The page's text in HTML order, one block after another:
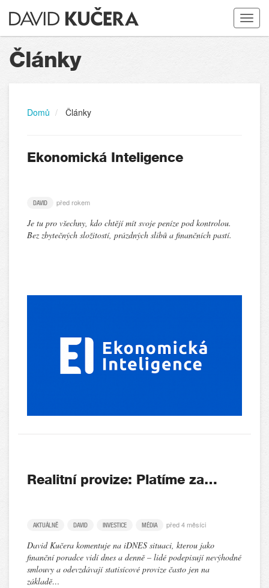
Toggle
Články
Domů Články
Ekonomická Inteligence
DAVID před rokem
Je tu pro všechny, kdo chtějí mít svoje peníze pod kontrolou.
Bez zbytečných složitostí, prázdných slibů a finančních pastí.
Realitní provize: Platíme za…
AKTUÁLNĚ DAVID INVESTICE MÉDIA před 4 měsíci
David Kučera komentuje na iDNES situaci, kterou jako
finanční poradce vidí dnes a denně – lidé podepisují nevýhodné
smlouvy a odevzdávají statisícové provize často jen na
základě…